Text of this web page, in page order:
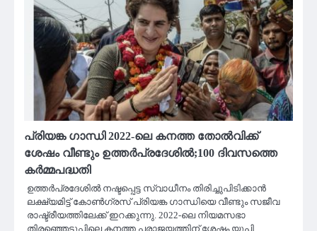
പ്രിയങ്ക ഗാന്ധി 2022-ലെ കനത്ത തോൽവിക്ക്
ശേഷം വീണ്ടും ഉത്തർപ്രദേശിൽ;100 ദിവസത്തെ
കർമ്മപദ്ധതി
ഉത്തർപ്രദേശിൽ നഷ്ടപ്പെട്ട സ്വാധീനം തിരിച്ചുപിടിക്കാൻ
ലക്ഷ്യമിട്ട് കോൺഗ്രസ് പ്രിയങ്ക ഗാന്ധിയെ വീണ്ടും സജീവ
രാഷ്ട്രീയത്തിലേക്ക് ഇറക്കുന്നു. 2022-ലെ നിയമസഭാ
തിരഞ്ഞെടുപ്പിലെ കനത്ത പരാജയത്തിന് ശേഷം യുപി